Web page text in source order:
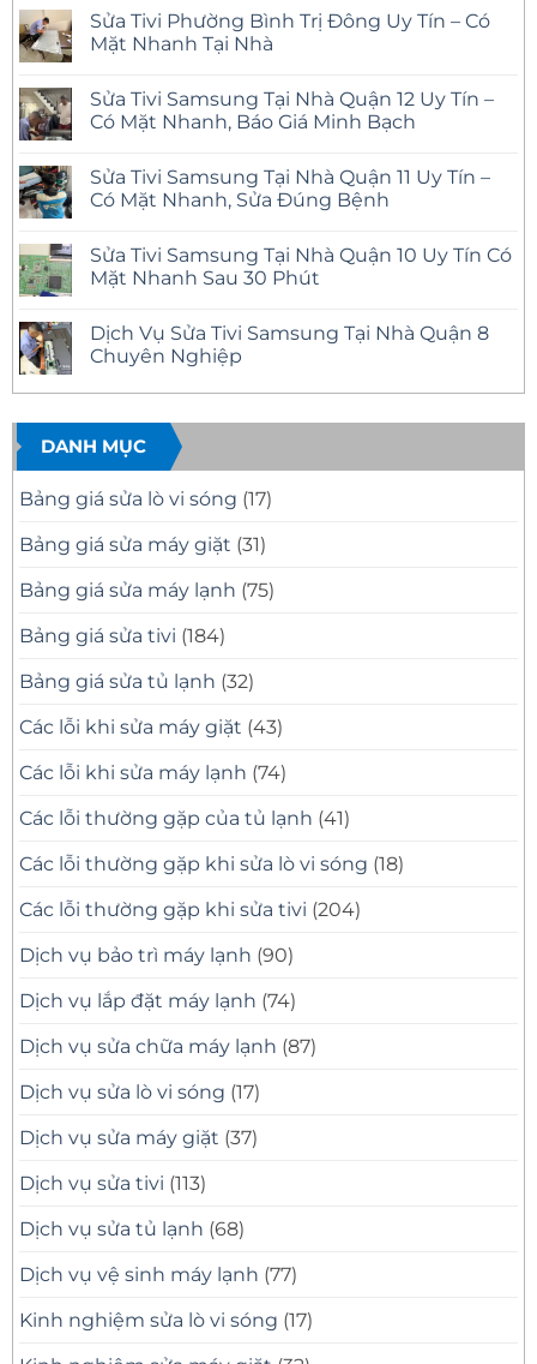
Sửa Tivi Phường Bình Trị Đông Uy Tín – Có
Mặt Nhanh Tại Nhà
bình
luận
ở
Phường
Bình
Trị
Tín
–
Có
Tại
Nhà
Sửa Tivi Samsung Tại Nhà Quận 12 Uy Tín –
Có Mặt Nhanh, Báo Giá Minh Bạch
bình
luận
ở
Samsung
Tại
Nhà
Uy
Tín
–
Mặt
Báo
Giá
Minh
Bạch
Sửa Tivi Samsung Tại Nhà Quận 11 Uy Tín –
Có Mặt Nhanh, Sửa Đúng Bệnh
bình
luận
ở
Samsung
Tại
Nhà
11
Tín
–
Có
Mặt
Nhanh,
Sửa
Bệnh
Sửa Tivi Samsung Tại Nhà Quận 10 Uy Tín Có
Mặt Nhanh Sau 30 Phút
bình
luận
ở
Tivi
Tại
Nhà
Quận
10
Uy
Tín
Mặt
Nhanh
30
Phút
Dịch Vụ Sửa Tivi Samsung Tại Nhà Quận 8
Chuyên Nghiệp
có
luận
ở
Dịch
Vụ
Sửa
Tivi
Tại
Nhà
8
Chuyên
DANH MỤC
Bảng giá sửa lò vi sóng (17)
Bảng giá sửa máy giặt (31)
Bảng giá sửa máy lạnh (75)
Bảng giá sửa tivi (184)
Bảng giá sửa tủ lạnh (32)
Các lỗi khi sửa máy giặt (43)
Các lỗi khi sửa máy lạnh (74)
Các lỗi thường gặp của tủ lạnh (41)
Các lỗi thường gặp khi sửa lò vi sóng (18)
Các lỗi thường gặp khi sửa tivi (204)
Dịch vụ bảo trì máy lạnh (90)
Dịch vụ lắp đặt máy lạnh (74)
Dịch vụ sửa chữa máy lạnh (87)
Dịch vụ sửa lò vi sóng (17)
Dịch vụ sửa máy giặt (37)
Dịch vụ sửa tivi (113)
Dịch vụ sửa tủ lạnh (68)
Dịch vụ vệ sinh máy lạnh (77)
Kinh nghiệm sửa lò vi sóng (17)